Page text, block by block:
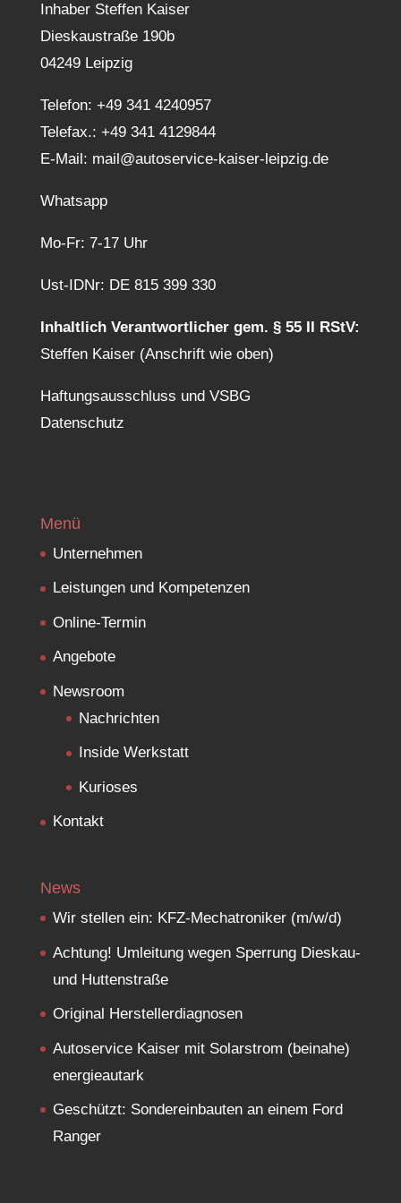
Inhaber Steffen Kaiser
Dieskaustraße 190b
04249 Leipzig
Telefon: +49 341 4240957
Telefax.: +49 341 4129844
E-Mail: mail@autoservice-kaiser-leipzig.de
Whatsapp
Mo-Fr: 7-17 Uhr
Ust-IDNr: DE 815 399 330
Inhaltlich Verantwortlicher gem. § 55 II RStV:
Steffen Kaiser (Anschrift wie oben)
Haftungsausschluss und VSBG
Datenschutz
Menü
Unternehmen
Leistungen und Kompetenzen
Online-Termin
Angebote
Newsroom
Nachrichten
Inside Werkstatt
Kurioses
Kontakt
News
Wir stellen ein: KFZ-Mechatroniker (m/w/d)
Achtung! Umleitung wegen Sperrung Dieskau-
und Huttenstraße
Original Herstellerdiagnosen
Autoservice Kaiser mit Solarstrom (beinahe)
energieautark
Geschützt: Sondereinbauten an einem Ford
Ranger